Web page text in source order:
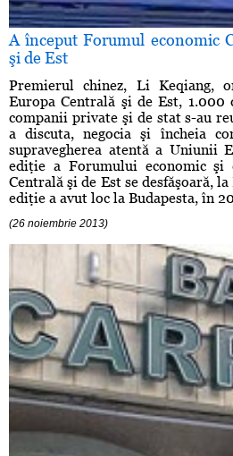
A început Forumul economic
şi de Est
Premierul chinez, Li Keqiang,
Europa Centrală şi de Est,
companii private şi de stat s-au
a discuta, negocia şi încheia
supravegherea atentă a Uniunii
ediţie a Forumului economic şi
Centrală şi de Est se desfăşoară,
ediţie a avut loc la Budapesta, în
(26 noiembrie 2013)